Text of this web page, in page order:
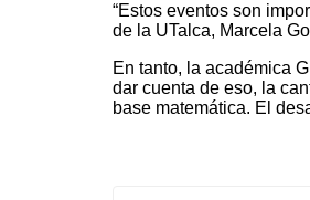
“Estos eventos son
de la UTalca, Marcela
En tanto, la académica
dar cuenta de eso, la
base matemática. El